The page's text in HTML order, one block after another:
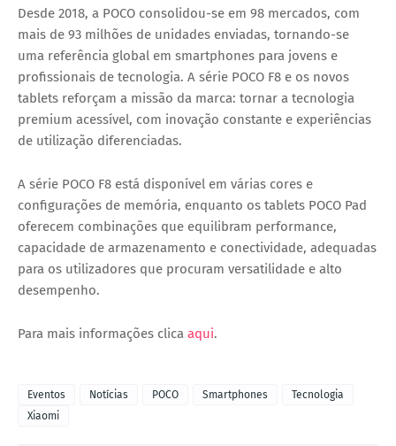
Desde 2018, a POCO consolidou-se em 98 mercados, com
mais de 93 milhões de unidades enviadas, tornando-se
uma referência global em smartphones para jovens e
profissionais de tecnologia. A série POCO F8 e os novos
tablets reforçam a missão da marca: tornar a tecnologia
premium acessível, com inovação constante e experiências
de utilização diferenciadas.
A série POCO F8 está disponível em várias cores e
configurações de memória, enquanto os tablets POCO Pad
oferecem combinações que equilibram performance,
capacidade de armazenamento e conectividade, adequadas
para os utilizadores que procuram versatilidade e alto
desempenho.
Para mais informações clica aqui.
Eventos Notícias POCO Smartphones
Tecnologia
Xiaomi